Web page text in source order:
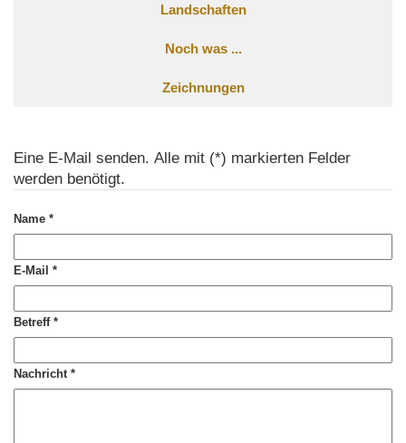
Landschaften
Noch was ...
Zeichnungen
Eine E-Mail senden. Alle mit (*) markierten Felder
werden benötigt.
Name *
E-Mail *
Betreff*
Nachricht *